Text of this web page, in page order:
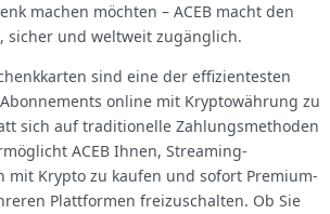
machen möchten – ACEB macht den
sicher und weltweit zugänglich.
sind eine der effizientesten
online mit Kryptowährung zu
sich auf traditionelle Zahlungsmethoden
ACEB Ihnen, Streaming-
mit Krypto zu kaufen und sofort Premium-
Plattformen freizuschalten. Ob Sie